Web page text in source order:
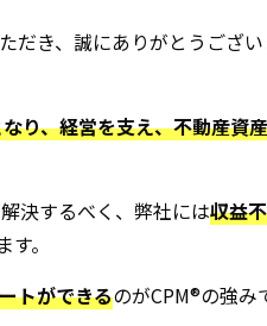
だき、誠にありがとうござ
り、経営を支え、不動産資
決するべく、弊社には収益
す。
トができるのがCPM®の強